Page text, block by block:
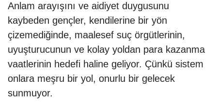
Anlam arayışını ve aidiyet duygusunu
kaybeden gençler, kendilerine bir yön
çizemediğinde, maalesef suç örgütlerinin,
uyuşturucunun ve kolay yoldan para kazanma
vaatlerinin hedefi haline geliyor. Çünkü sistem
onlara meşru bir yol, onurlu bir gelecek
sunmuyor.